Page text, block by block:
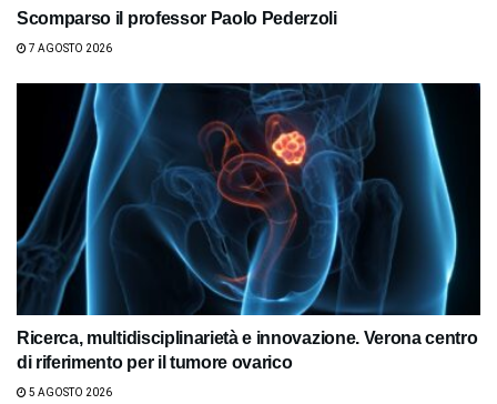
Scomparso il professor Paolo Pederzoli
7 AGOSTO 2026
Ricerca, multidisciplinarietà e innovazione. Verona centro
di riferimento per il tumore ovarico
5 AGOSTO 2026